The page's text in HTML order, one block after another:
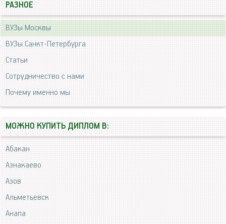
РАЗНОЕ
ВУЗы Москвы
ВУЗы Санкт-Петербурга
Статьи
Сотрудничество с нами
Почему именно мы
МОЖНО КУПИТЬ ДИПЛОМ В:
Абакан
Азнакаево
Азов
Альметьевск
Анапа